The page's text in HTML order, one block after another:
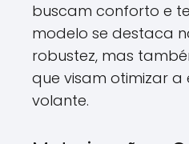
buscam conforto e
modelo se destaca
robustez, mas
que visam otimizar a
volante.